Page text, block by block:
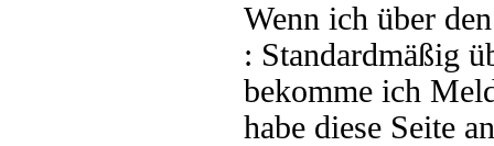
Wenn ich über
: Standardmäßig
bekomme ich
habe diese Seite